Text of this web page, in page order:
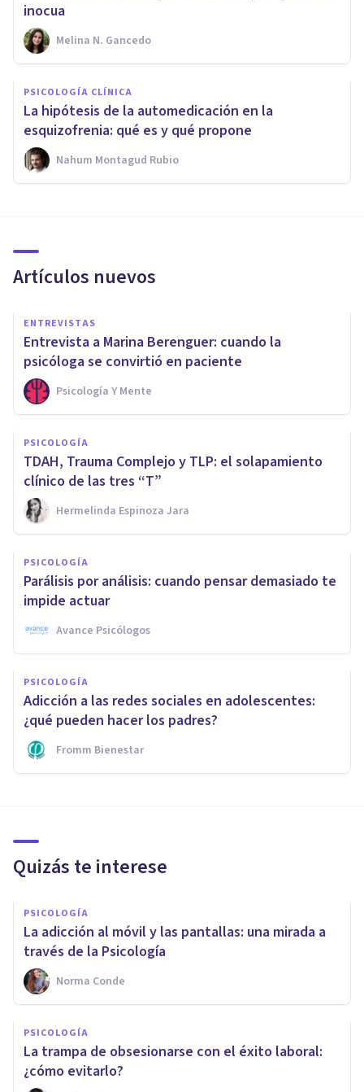
inocua
Melina N. Gancedo
PSICOLOGÍA CLÍNICA
La hipótesis de la automedicación en la
esquizofrenia: qué es y qué propone
Nahum Montagud Rubio
Artículos nuevos
ENTREVISTAS
Entrevista a Marina Berenguer: cuando la
psicóloga se convirtió en paciente
Psicología Y Mente
PSICOLOGÍA
TDAH, Trauma Complejo y TLP: el solapamiento
clínico de las tres “T”
Hermelinda Espinoza Jara
PSICOLOGÍA
Parálisis por análisis: cuando pensar demasiado te
impide actuar
Avance Psicólogos
PSICOLOGÍA
Adicción a las redes sociales en adolescentes:
¿qué pueden hacer los padres?
Fromm Bienestar
Quizás te interese
PSICOLOGÍA
La adicción al móvil y las pantallas: una mirada a
través de la Psicología
Norma Conde
PSICOLOGÍA
La trampa de obsesionarse con el éxito laboral:
¿cómo evitarlo?